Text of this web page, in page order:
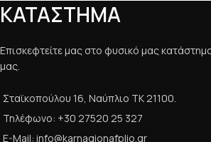
ΚΑΤΑΣΤΗΜΑ
Επισκεφτείτε μας στο φυσικό μας
μας.
Σταϊκοπούλου 16, Ναύπλιο ΤΚ 21100.
Τηλέφωνο: +30 27520 25 327
E-Mail: info@karnagionafplio.gr